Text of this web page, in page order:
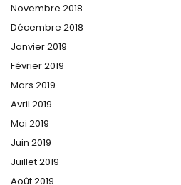
Novembre 2018
Décembre 2018
Janvier 2019
Février 2019
Mars 2019
Avril 2019
Mai 2019
Juin 2019
Juillet 2019
Août 2019